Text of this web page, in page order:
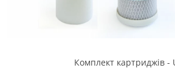
Комплект картриджів -